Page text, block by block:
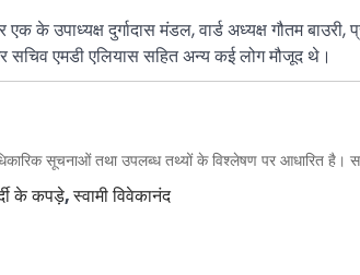
के उपाध्यक्ष दुर्गादास मंडल, वार्ड अध्यक्ष गौतम बाउरी,
एमडी एलियास सहित अन्य कई लोग मौजूद थे।
सूचनाओं तथा उपलब्ध तथ्यों के विश्लेषण पर आधारित है।
के कपड़े,स्वामी विवेकानंद